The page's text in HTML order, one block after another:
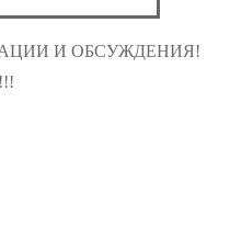
И ОБСУЖДЕНИЯ!